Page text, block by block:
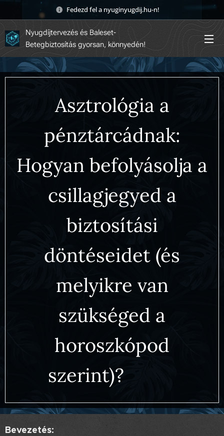
Fedezd fel a nyuginyugdij.hu-n! 🚀
Nyugdíjtervezés és Baleset-
Betegbiztosítás gyorsan, könnyedén!
Asztrológia a
pénztárcádnak:
Hogyan befolyásolja a
csillagjegyed a
biztosítási
döntéseidet (és
melyikre van
szükséged a
horoszkópod
szerint)? 🌠💰
Bevezetés: